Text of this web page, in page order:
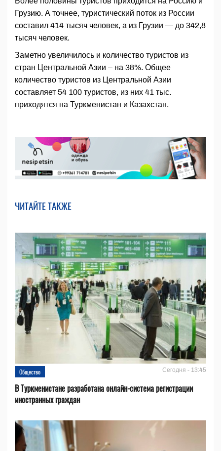
Грузию. А точнее, туристический поток из России
составил 414 тысяч человек, а из Грузии — до 342,8
тысяч человек.
Заметно увеличилось и количество туристов из
стран Центральной Азии – на 38%. Общее
количество туристов из Центральной Азии
составляет 54 100 туристов, из них 41 тыс.
приходятся на Туркменистан и Казахстан.
ЧИТАЙТЕ ТАКЖЕ
Общество Сегодня - 13:45
В Туркменистане разработана онлайн-система регистрации
иностранных граждан